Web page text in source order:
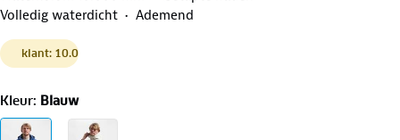
Volledig waterdicht
Ademend
klant: 10.0
Kleur: Blauw